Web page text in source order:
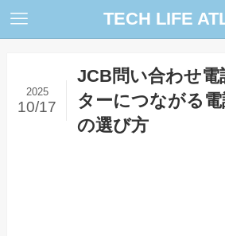
TECH LIFE
JCB問い合わせ電
ターにつながる
の選び方
2025
10/17